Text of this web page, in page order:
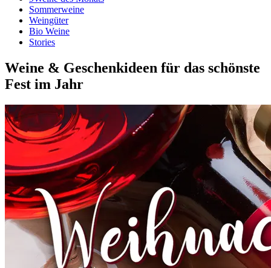
Sommerweine
Weingüter
Bio Weine
Stories
Weine & Geschenkideen für das schönste
Fest im Jahr